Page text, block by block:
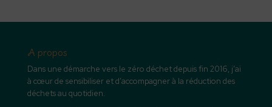
A propos
Dans une démarche vers le zéro déchet depuis fin 2016, j’ai
à cœur de sensibiliser et d’accompagner à la réduction des
déchets au quotidien.